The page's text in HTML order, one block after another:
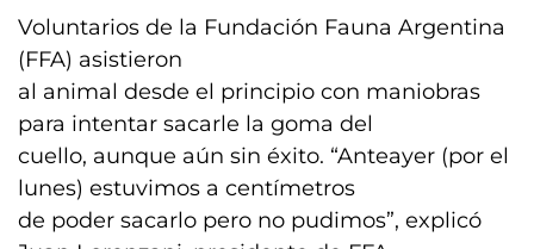
Voluntarios de la Fundación Fauna Argentina
(FFA) asistieron
al animal desde el principio con maniobras
para intentar sacarle la goma del
cuello, aunque aún sin éxito. “Anteayer (por el
lunes) estuvimos a centímetros
de poder sacarlo pero no pudimos”, explicó